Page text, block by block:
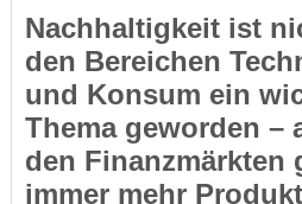
Nachhaltigkeit ist
den Bereichen
und Konsum ein
Thema geworden –
den Finanzmärkten
immer mehr